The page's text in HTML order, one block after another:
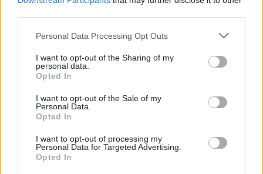
Personal Data Processing Opt Outs
I want to opt-out of the Sharing of my
personal data.
Opted In
I want to opt-out of the Sale of my
Personal Data.
Opted In
I want to opt-out of processing my
Personal Data for Targeted Advertising.
Opted In